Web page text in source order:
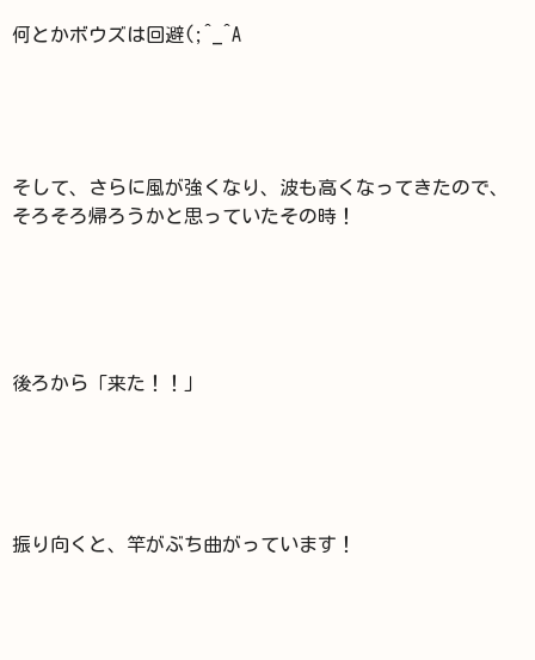
何とかボウズは回避(;^_^A
そして、さらに風が強くなり、波も高くなってきたので、
そろそろ帰ろうかと思っていたその時！
後ろから「来た！！」
振り向くと、竿がぶち曲がっています！